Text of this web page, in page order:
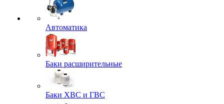
Автоматика
Баки расширительные
Баки ХВС и ГВС